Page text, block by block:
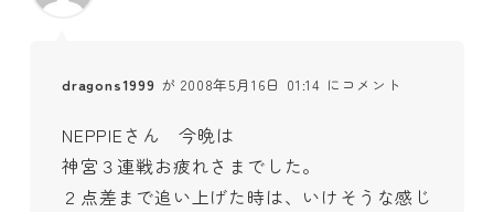
dragons1999 が 2008年5月16日 01:14 にコメント
NEPPIEさん 今晩は
神宮３連戦お疲れさまでした。
２点差まで追い上げた時は、いけそうな感じ